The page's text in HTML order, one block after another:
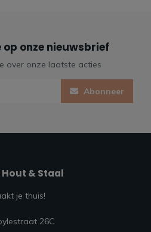
onze nieuwsbrief
over onze laatste acties
Abonneer
& Staal
je thuis!
26C